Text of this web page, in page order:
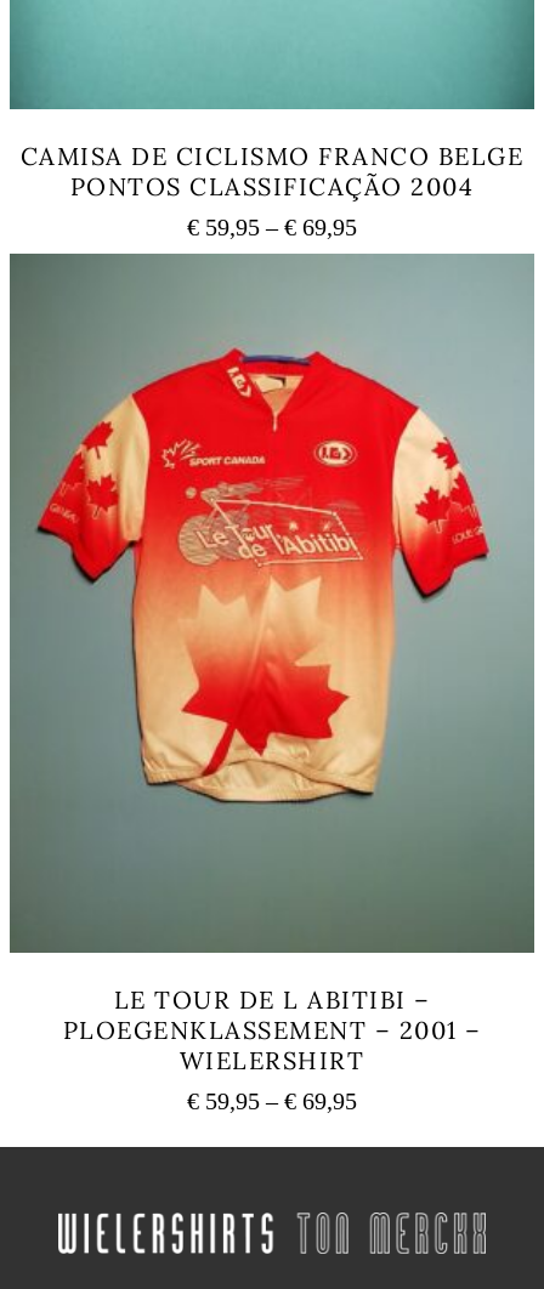
CAMISA DE CICLISMO FRANCO BELGE
PONTOS CLASSIFICAÇÃO 2004
€ 59,95 – € 69,95Price
range:
variants.
The
options
may
be
chosen
on
the
product
page
LE TOUR DE L ABITIBI –
PLOEGENKLASSEMENT – 2001 –
WIELERSHIRT
€ 59,95 – € 69,95Price
€ 59,95
€ 69,95
variants.
The